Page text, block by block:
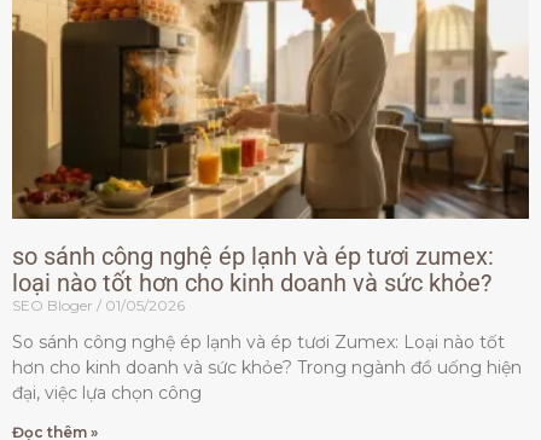
so sánh công nghệ ép lạnh và ép tươi zumex:
loại nào tốt hơn cho kinh doanh và sức khỏe?
SEO Bloger 01/05/2026
So sánh công nghệ ép lạnh và ép tươi Zumex: Loại nào tốt
hơn cho kinh doanh và sức khỏe? Trong ngành đồ uống hiện
đại, việc lựa chọn công
Đọc thêm »